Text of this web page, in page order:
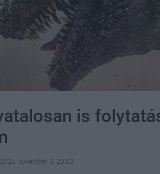
is
2025 november 3. 20:03